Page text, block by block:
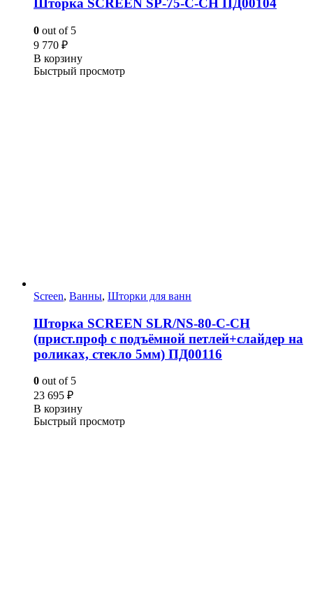
Шторка SCREEN SP-75-C-CH ПД00104
0 out of 5
9 770 ₽
В корзину
Быстрый просмотр
Screen, Ванны, Шторки для ванн
Шторка SCREEN SLR/NS-80-C-CH
(прист.проф с подъёмной петлей+слайдер на
роликах, стекло 5мм) ПД00116
0 out of 5
23 695 ₽
В корзину
Быстрый просмотр